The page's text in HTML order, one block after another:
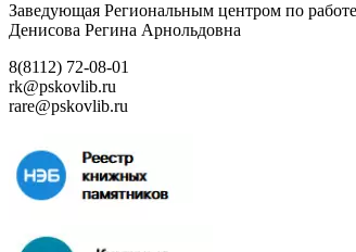
Заведующая Региональным центром по
Денисова Регина Арнольдовна
8(8112) 72-08-01
rk@pskovlib.ru
rare@pskovlib.ru